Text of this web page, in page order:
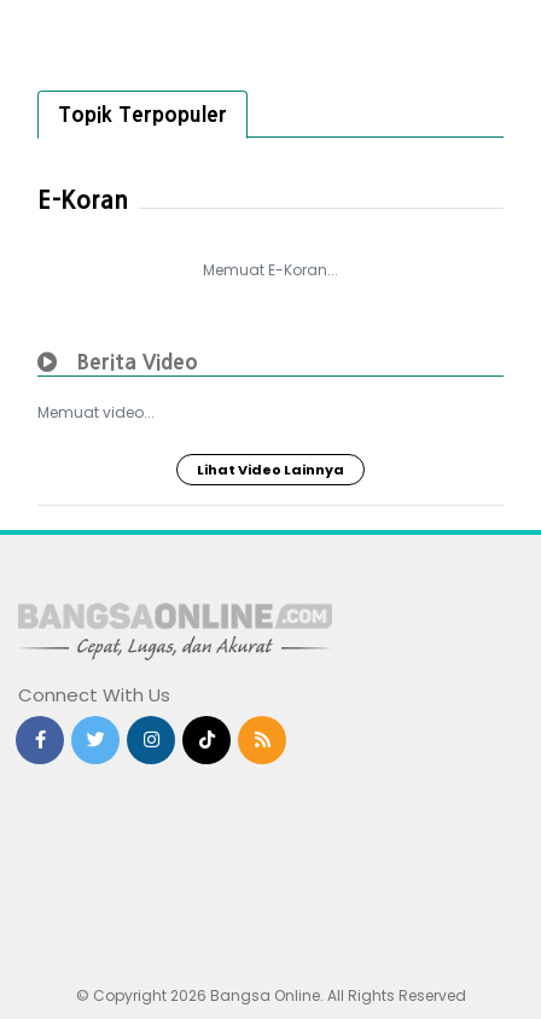
Topik Terpopuler
E-Koran
Memuat E-Koran...
Berita Video
Memuat video...
Lihat Video Lainnya
Connect With Us
© Copyright 2026 Bangsa Online. All Rights Reserved